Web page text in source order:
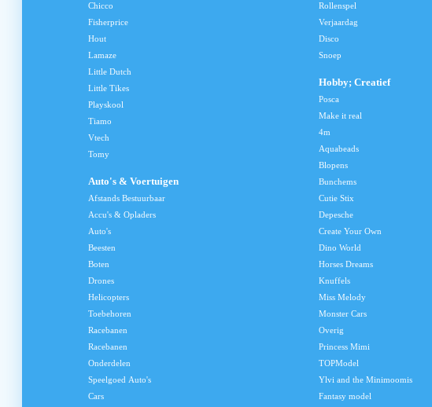
Chicco
Fisherprice
Hout
Lamaze
Little Dutch
Little Tikes
Playskool
Tiamo
Vtech
Tomy
Auto's & Voertuigen
Afstands Bestuurbaar
Accu's & Opladers
Auto's
Beesten
Boten
Drones
Helicopters
Toebehoren
Racebanen
Racebanen
Onderdelen
Speelgoed Auto's
Cars
Rollenspel
Verjaardag
Disco
Snoep
Hobby; Creatief
Posca
Make it real
4m
Aquabeads
Blopens
Bunchems
Cutie Stix
Depesche
Create Your Own
Dino World
Horses Dreams
Knuffels
Miss Melody
Monster Cars
Overig
Princess Mimi
TOPModel
Ylvi and the Minimoomis
Fantasy model